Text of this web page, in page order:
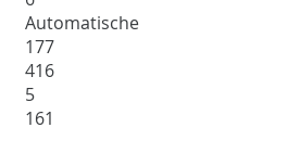
Automatische
177
416
5
161